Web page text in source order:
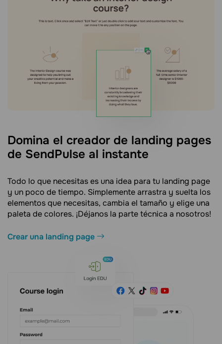
Domina el creador de landing pages
de SendPulse al instante
Todo lo que necesitas es una idea para tu landing page
y un poco de tiempo. Simplemente arrastra y suelta los
elementos que necesitas, cambia el tamaño y elige una
paleta de colores. ¡Déjanos la parte técnica a nosotros!
Crear una landing page